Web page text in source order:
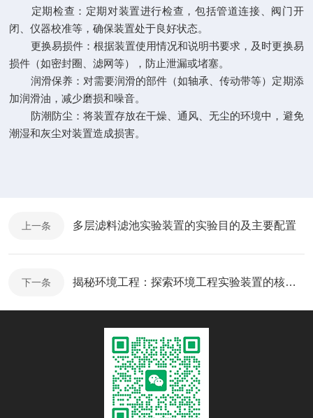
定期检查：定期对装置进行检查，包括管道连接、阀门开
闭、仪器校准等，确保装置处于良好状态。
更换易损件：根据装置使用情况和说明书要求，及时更换易
损件（如密封圈、滤网等），防止泄漏或堵塞。
润滑保养：对需要润滑的部件（如轴承、传动带等）定期添
加润滑油，减少磨损和噪音。
防潮防尘：将装置存放在干燥、通风、无尘的环境中，避免
潮湿和灰尘对装置造成损害。
上一条 多层滤料滤池实验装置的实验目的及主要配置
下一条 揭秘环境工程：探索环境工程实验装置的核心奥秘